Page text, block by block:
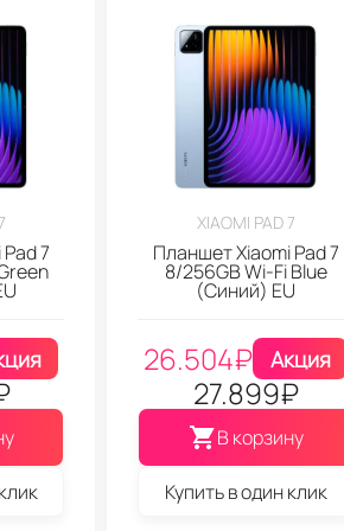
7
XIAOMI PAD 7
Планшет Xiaomi Pad 7
8/256GB Wi-Fi Blue
(Синий) EU
26.504₽ Акция
27.899₽
В корзину
Купить в один клик